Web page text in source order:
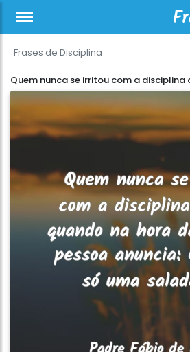
Frases de Disciplina
Quem nunca se irritou com a disciplina